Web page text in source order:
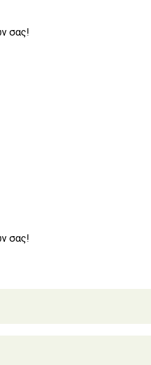
σας!
σας!
- ΑΥΤΟΤΕΛΗ ΑΞΙΟΛΟΓΑ
ΑΠΟΘΗΚΕΣ - ΒΙΟΜΗΧΑΝΙΚΑ